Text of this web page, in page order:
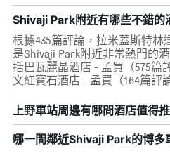
Shivaji Park附近有哪些不錯的
根據435篇評論，拉米蓋斯特林
是Shivaji Park附近非常熱門的
括巴瓦麗晶酒店 - 孟買（575篇
文紅寶石酒店 - 孟買（164篇評
上野車站周邊有哪間酒店值得
哪一間鄰近Shivaji Park的博多